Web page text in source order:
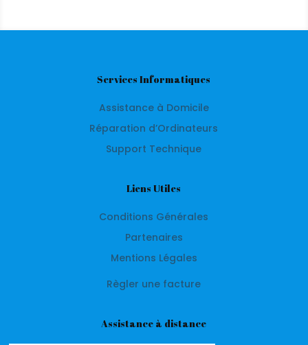
Services Informatiques
Assistance à Domicile
Réparation d’Ordinateurs
Support Technique
Liens Utiles
Conditions Générales
Partenaires
Mentions Légales
Règler une facture
Assistance à distance